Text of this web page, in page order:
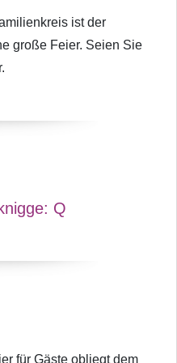
ist der
große Feier. Seien Sie
Q
für Gäste obliegt dem